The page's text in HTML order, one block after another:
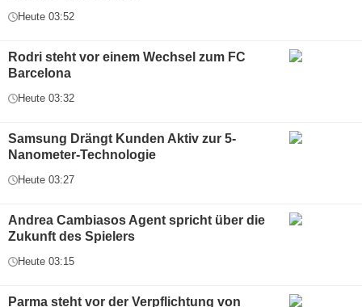
Heute 03:52
Rodri steht vor einem Wechsel zum FC
Barcelona
Heute 03:32
Samsung Drängt Kunden Aktiv zur 5-
Nanometer-Technologie
Heute 03:27
Andrea Cambiasos Agent spricht über die
Zukunft des Spielers
Heute 03:15
Parma steht vor der Verpflichtung von